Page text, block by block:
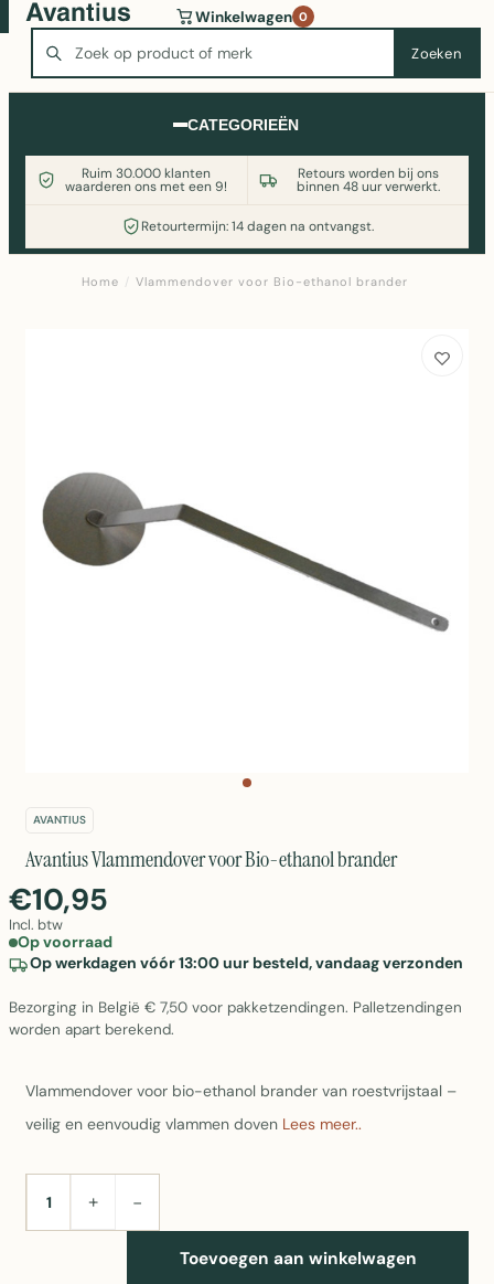
Zoeken
Winkelwagen 0
CATEGORIEËN
Ruim 30.000 klanten
waarderen ons met een 9!
Retours worden bij ons
binnen 48 uur verwerkt.
Retourtermijn: 14 dagen na ontvangst.
Wasmachine of koelkast nodig? Vergelijk alle prijzen op
Witgoedaanbod.nl
Home / Vlammendover voor Bio-ethanol brander
AVANTIUS
Avantius Vlammendover voor Bio-ethanol brander
€10,95
Incl. btw
Op voorraad
Op werkdagen vóór 13:00 uur besteld, vandaag verzonden
Bezorging in België € 7,50 voor pakketzendingen. Palletzendingen
worden apart berekend.
Vlammendover voor bio-ethanol brander van roestvrijstaal –
veilig en eenvoudig vlammen doven Lees meer..
AANTAL+ −
Toevoegen aan winkelwagen